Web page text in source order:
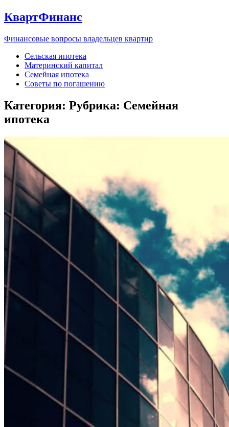
КвартФинанс
Финансовые вопросы владельцев квартир
Сельская ипотека
Материнский капитал
Семейная ипотека
Советы по погашению
Категория: Рубрика: Семейная
ипотека